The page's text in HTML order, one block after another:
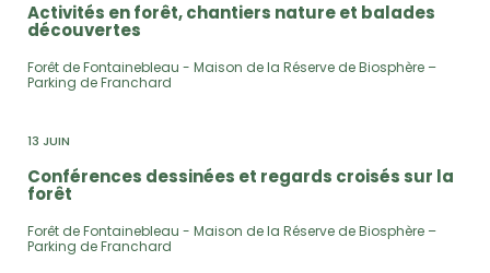
Activités en forêt, chantiers nature et balades
découvertes
Forêt de Fontainebleau - Maison de la Réserve de Biosphère –
Parking de Franchard
13 JUIN
Conférences dessinées et regards croisés sur la
forêt
Forêt de Fontainebleau - Maison de la Réserve de Biosphère –
Parking de Franchard